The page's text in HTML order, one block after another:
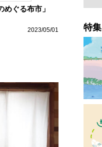
めぐる布市」
2023/05/01 特集